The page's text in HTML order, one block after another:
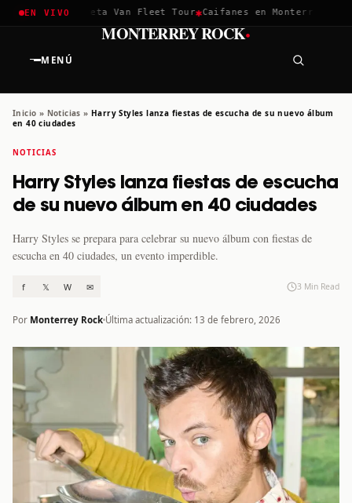
EN VIVO
2026 ✱Greta Van Fleet Tour✱Caifanes en Monterrey · 12
MENÚ
MONTERREY ROCK·
Inicio » Noticias » Harry Styles lanza fiestas de escucha de su nuevo álbum
en 40 ciudades
NOTICIAS
Harry Styles lanza fiestas de escucha
de su nuevo álbum en 40 ciudades
Harry Styles se prepara para celebrar su nuevo álbum con fiestas de
escucha en 40 ciudades, un evento imperdible.
f 𝕏 W ✉ 3 Min Read
Por Monterrey Rock Última actualización: 13 de febrero, 2026